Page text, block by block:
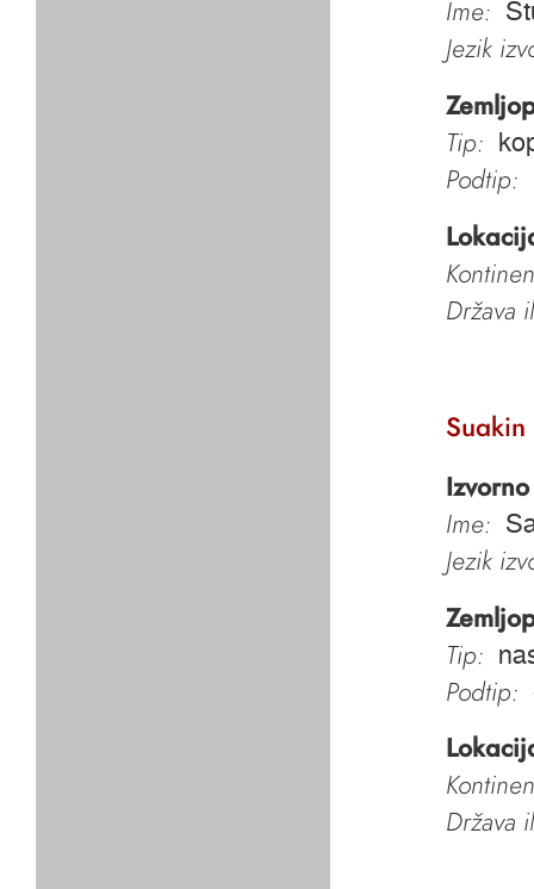
Ime:
Jezik
Tip:
Podtip:
Država
Suakin
Ime:
Jezik
Tip:
Podtip:
Država